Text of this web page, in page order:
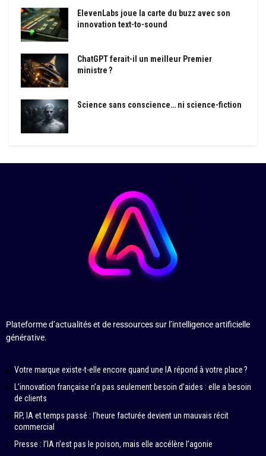
ElevenLabs joue la carte du buzz avec son
innovation text-to-sound
ChatGPT ferait-il un meilleur Premier
ministre ?
Science sans conscience… ni science-fiction
Plateforme d’actualités et de ressources sur l’intelligence artificielle
générative.
Votre marque existe-t-elle encore quand une IA répond à votre place ?
L’innovation française n’a pas seulement besoin d’aides : elle a besoin
de clients
RP, IA et temps passé : l’heure facturée devient un mauvais récit
commercial
Presse : l’IA n’est pas le poison, mais elle accélère l’agonie